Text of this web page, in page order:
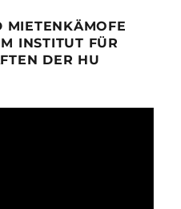
INSTITUT FÜR
DER HU